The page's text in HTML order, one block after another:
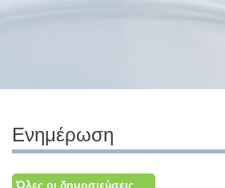
Ενημέρωση
Όλες οι δημοσιεύσεις